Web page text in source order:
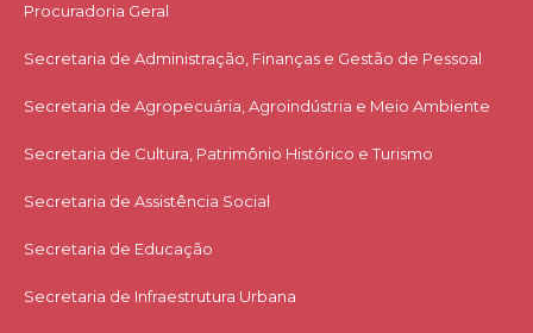
Procuradoria Geral
Secretaria de Administração, Finanças e Gestão de Pessoal
Secretaria de Agropecuária, Agroindústria e Meio Ambiente
Secretaria de Cultura, Patrimônio Histórico e Turismo
Secretaria de Assistência Social
Secretaria de Educação
Secretaria de Infraestrutura Urbana